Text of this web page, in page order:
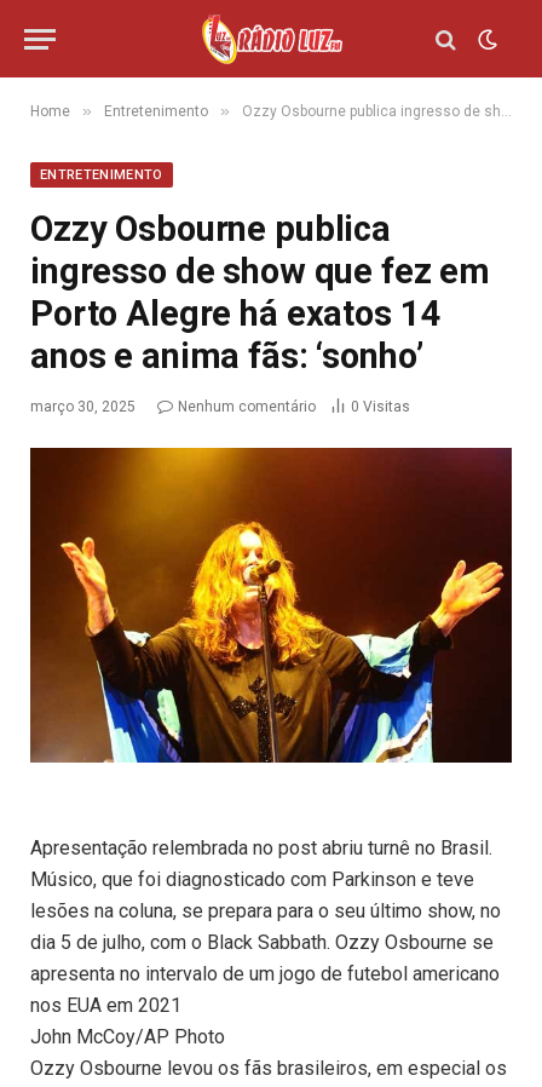
Home » Entretenimento » Ozzy Osbourne publica ingresso de show que fez em Porto Alegre há exatos 14 anos e anima fãs: ‘sonho’
ENTRETENIMENTO
Ozzy Osbourne publica
ingresso de show que fez em
Porto Alegre há exatos 14
anos e anima fãs: ‘sonho’
março 30, 2025 Nenhum comentário 0 Visitas
Apresentação relembrada no post abriu turnê no Brasil.
Músico, que foi diagnosticado com Parkinson e teve
lesões na coluna, se prepara para o seu último show, no
dia 5 de julho, com o Black Sabbath. Ozzy Osbourne se
apresenta no intervalo de um jogo de futebol americano
nos EUA em 2021
John McCoy/AP Photo
Ozzy Osbourne levou os fãs brasileiros, em especial os